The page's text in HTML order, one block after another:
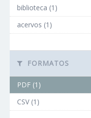
biblioteca (1)
acervos (1)
FORMATOS
PDF (1)
CSV (1)